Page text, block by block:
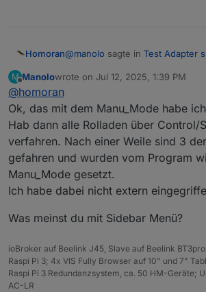
Homoran@manolo sagte in Test Adapter
Manu_Mode wird von
während des Tages irgendetwas
shuttercontrol den Rolladen
Damit wird die
Abend außer Kraft gesetzt.
Je nach deinen Einstellungen
wieder aufgehoben wenn du
für Shuttercontrol konfigurierte
@ homoransagte in
v2.0.x:
zeig mal screenshots von dem
bitte noch nachholen
M
Offline
Manolowrote on Jul 12, 2025, 1:39 PM
last edited by
@homoran
Ok, das mit dem Manu_Mode habe
Hab dann alle Rolladen über Control/
verfahren. Nach einer Weile sind 3
gefahren und wurden vom Program
Manu_Mode gesetzt.
Ich habe dabei nicht extern
Was meinst du mit Sidebar Menü?
ioBroker auf Beelink J45, Slave auf Beelink
Raspi Pi 3; 4x VIS Fully Browser auf 10" und 7"
Raspi Pi 3 Redundanzsystem, ca. 50 HM-Geräte;
AC-LR